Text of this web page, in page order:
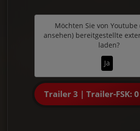
Möchten Sie von Youtube
ansehen) bereitgestellte
laden?
Ja
Trailer 3 | Trailer-FSK: 0